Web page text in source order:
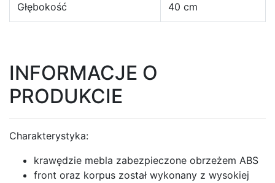
Łóżka
Łóżka
tapicerowane
Łóżka
Głębokość 40 cm
INFORMACJE O
PRODUKCIE
Charakterystyka:
krawędzie mebla zabezpieczone obrzeżem ABS
front oraz korpus został wykonany z wysokiej